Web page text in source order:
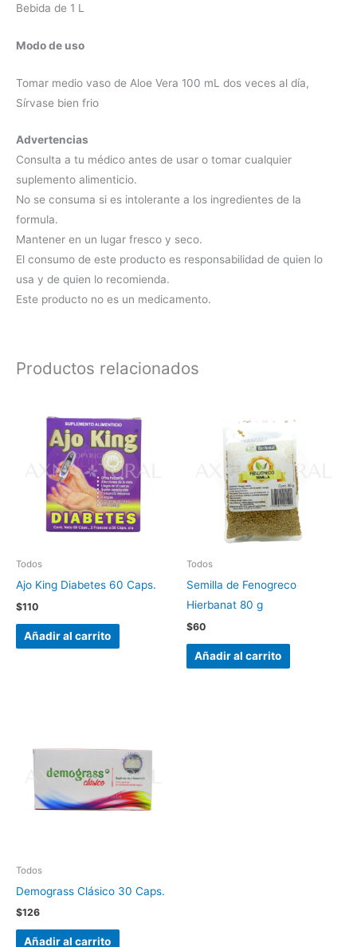
Bebida de 1 L
Modo de uso
Tomar medio vaso de Aloe Vera 100 mL dos veces al día,
Sírvase bien frio
Advertencias
Consulta a tu médico antes de usar o tomar cualquier
suplemento alimenticio.
No se consuma si es intolerante a los ingredientes de la
formula.
Mantener en un lugar fresco y seco.
El consumo de este producto es responsabilidad de quien lo
usa y de quien lo recomienda.
Este producto no es un medicamento.
Productos relacionados
Todos
Ajo King Diabetes 60 Caps.
$110
Añadir al carrito
Todos
Semilla de Fenogreco
Hierbanat 80 g
$60
Añadir al carrito
Todos
Demograss Clásico 30 Caps.
$126
Añadir al carrito